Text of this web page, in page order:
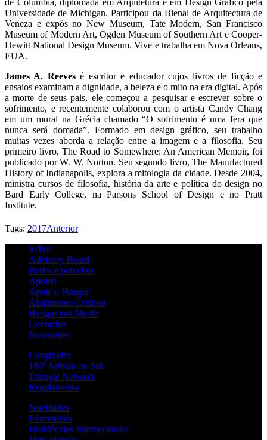
Universidade de Michigan. Participou da Bienal de Arquitectura de
Veneza e expôs no New Museum, Tate Modern, San Francisco
Museum of Modern Art, Ogden Museum of Southern Art e Cooper-
Hewitt National Design Museum. Vive e trabalha em Nova Orleans,
EUA.
James A. Reevesé escritor e educador cujos livros de ficção e
ensaios examinam a dignidade, a beleza e o mito na era digital. Após
a morte de seus pais, ele começou a pesquisar e escrever sobre o
sofrimento, e recentemente colaborou com o artista Candy Chang
em um mural na Grécia chamado “O sofrimento é uma fera que
nunca será domada”. Formado em design gráfico, seu trabalho
muitas vezes aborda a relação entre a imagem e a filosofia. Seu
primeiro livro, The Road to Somewhere: An American Memoir, foi
publicado por W. W. Norton. Seu segundo livro, The Manufactured
History of Indianapolis, explora a mitologia da cidade. Desde 2004,
ministra cursos de filosofia, história da arte e política do design no
Bard Early College, na Parsons School of Design e no Pratt
Institute.
Tags: 2017Anterior
Sobre
Advisory Board
Redes e parceiros
Apoios
Apoie o Hangar
Alojamento Criativo
Hangar nos Media
Contactos
Newsletter
Longitudes
180º Artistas ao Sul
Triangle Network
Regulamento
Novidades
Exposições
Residências Internacionais